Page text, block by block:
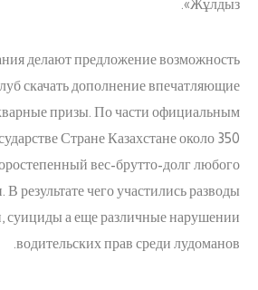
Жұлдыз».
делают предложение возможность
скачать дополнение впечатляющие
призы. По части официальным
Стране Казахстане около 350
вес-брутто-долг любого
В результате чего участились разводы
суициды а еще различные нарушении
водительских прав среди лудоманов.